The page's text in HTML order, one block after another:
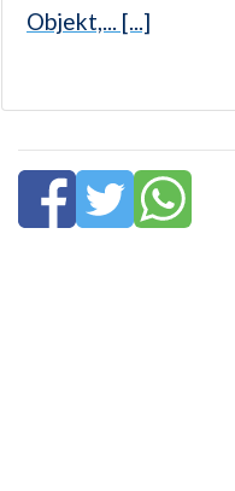
Objekt,... [...]